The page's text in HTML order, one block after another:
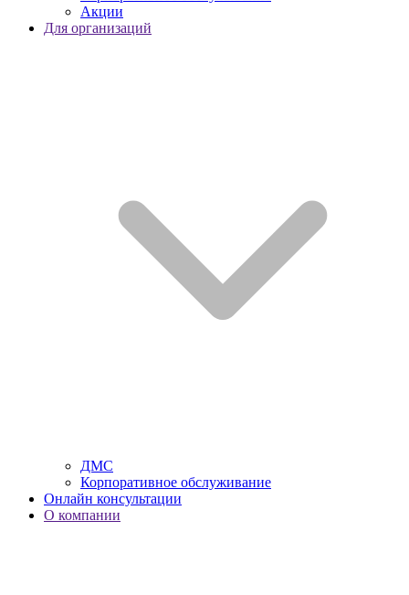
Акции
Для организаций
ДМС
Корпоративное обслуживание
Онлайн консультации
О компании